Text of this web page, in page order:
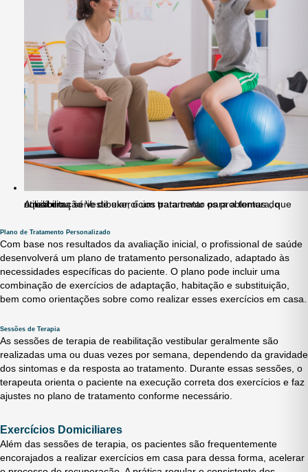
A reabilitação Vestibular, é um tratamento para a tontura, que utiliza uma série de exercícios para tratar os problemas do equilíbrio.
Plano de Tratamento Personalizado
Com base nos resultados da avaliação inicial, o profissional de saúde
desenvolverá um plano de tratamento personalizado, adaptado às
necessidades específicas do paciente. O plano pode incluir uma
combinação de exercícios de adaptação, habitação e substituição,
bem como orientações sobre como realizar esses exercícios em casa.
Sessões de Terapia
As sessões de terapia de reabilitação vestibular geralmente são
realizadas uma ou duas vezes por semana, dependendo da gravidade
dos sintomas e da resposta ao tratamento. Durante essas sessões, o
terapeuta orienta o paciente na execução correta dos exercícios e faz
ajustes no plano de tratamento conforme necessário.
Exercícios Domiciliares
Além das sessões de terapia, os pacientes são frequentemente
encorajados a realizar exercícios em casa para dessa forma, acelerar